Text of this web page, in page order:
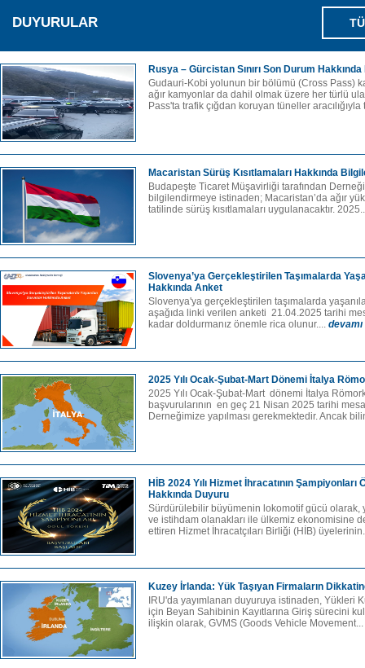
DUYURULAR
Rusya – Gürcistan Sınırı Son Durum
Gudauri-Kobi yolunun bir bölümü (Cross Pass)
ağır kamyonlar da dahil olmak üzere her türlü
Pass'ta trafik çığdan koruyan tüneller
Macaristan Sürüş Kısıtlamaları Hakkında
Budapeşte Ticaret Müşavirliği tarafından
bilgilendirmeye istinaden; Macaristan’da ağır
tatilinde sürüş kısıtlamaları uygulanacaktır.
Slovenya’ya Gerçekleştirilen Taşımalarda
Hakkında Anket
Slovenya'ya gerçekleştirilen taşımalarda
aşağıda linki verilen anketi 21.04.2025 tarihi
kadar doldurmanız önemle rica olunur.... devamı
2025 Yılı Ocak-Şubat-Mart Dönemi İtalya
2025 Yılı Ocak-Şubat-Mart dönemi İtalya
başvurularının en geç 21 Nisan 2025 tarihi
Derneğimize yapılması gerekmektedir. Ancak
HİB 2024 Yılı Hizmet İhracatının
Hakkında Duyuru
Sürdürülebilir büyümenin lokomotif gücü olarak,
ve istihdam olanakları ile ülkemiz ekonomisine
ettiren Hizmet İhracatçıları Birliği (HİB)
Kuzey İrlanda: Yük Taşıyan Firmaların
IRU'da yayımlanan duyuruya istinaden, Yükleri
için Beyan Sahibinin Kayıtlarına Giriş sürecini
ilişkin olarak, GVMS (Goods Vehicle Movement...